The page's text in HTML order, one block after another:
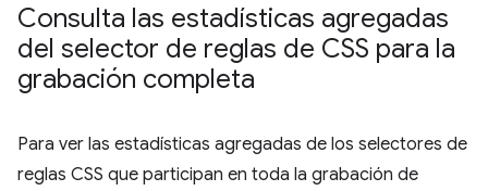
Consulta las estadísticas agregadas
del selector de reglas de CSS para la
grabación completa
Para ver las estadísticas agregadas de los selectores de
reglas CSS que participan en toda la grabación de